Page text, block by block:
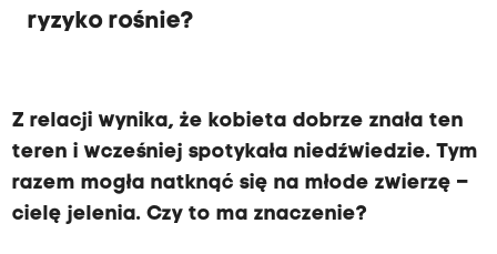
ryzyko rośnie?
Z relacji wynika, że kobieta dobrze znała ten
teren i wcześniej spotykała niedźwiedzie. Tym
razem mogła natknąć się na młode zwierzę –
cielę jelenia. Czy to ma znaczenie?